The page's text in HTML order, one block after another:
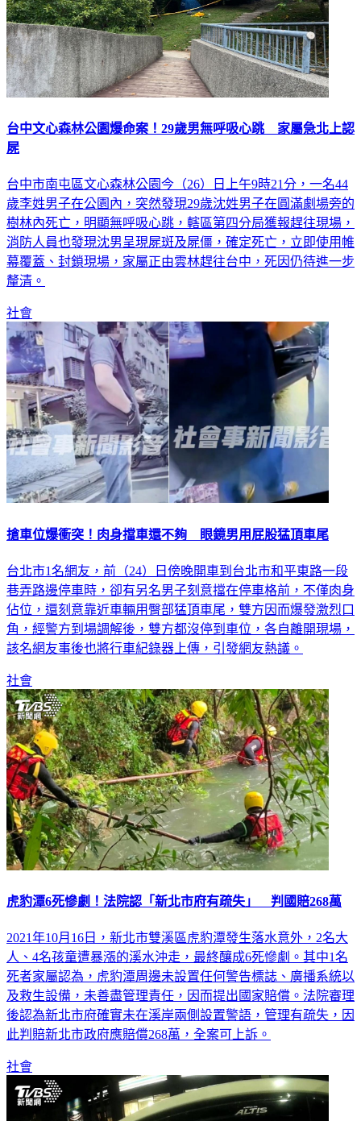
台中文心森林公園爆命案！29歲男無呼吸心跳 家屬急北上認
屍
台中市南屯區文心森林公園今（26）日上午9時21分，一名44
歲李姓男子在公園內，突然發現29歲沈姓男子在圓滿劇場旁的
樹林內死亡，明顯無呼吸心跳，轄區第四分局獲報趕往現場，
消防人員也發現沈男呈現屍斑及屍僵，確定死亡，立即使用帷
幕覆蓋、封鎖現場，家屬正由雲林趕往台中，死因仍待進一步
釐清。
社會
搶車位爆衝突！肉身擋車還不夠 眼鏡男用屁股猛頂車尾
台北市1名網友，前（24）日傍晚開車到台北市和平東路一段
巷弄路邊停車時，卻有另名男子刻意擋在停車格前，不僅肉身
佔位，還刻意靠近車輛用臀部猛頂車尾，雙方因而爆發激烈口
角，經警方到場調解後，雙方都沒停到車位，各自離開現場，
該名網友事後也將行車紀錄器上傳，引發網友熱議。
社會
虎豹潭6死慘劇！法院認「新北市府有疏失」 判國賠268萬
2021年10月16日，新北市雙溪區虎豹潭發生落水意外，2名大
人、4名孩童遭暴漲的溪水沖走，最終釀成6死慘劇。其中1名
死者家屬認為，虎豹潭周邊未設置任何警告標誌、廣播系統以
及救生設備，未善盡管理責任，因而提出國家賠償。法院審理
後認為新北市府確實未在溪岸兩側設置警語，管理有疏失，因
此判賠新北市政府應賠償268萬，全案可上訴。
社會